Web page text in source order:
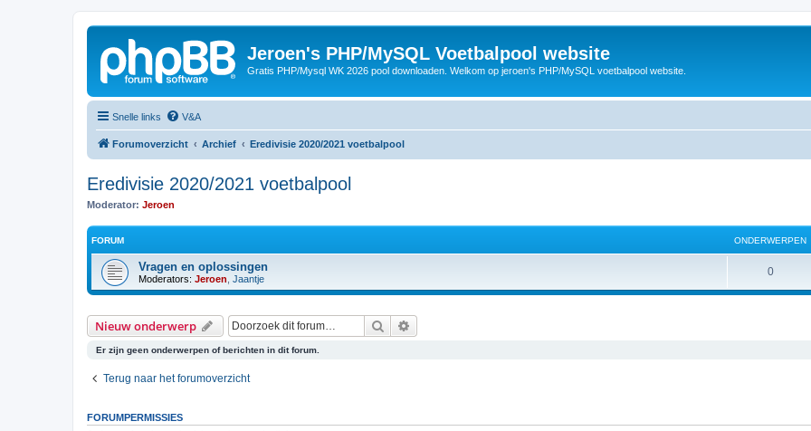
Jeroen's PHP/MySQL Voetbalpool website
Gratis PHP/Mysql WK 2026 pool downloaden. Welkom op jeroen's PHP/MySQL voetbalpool website.
Snelle links V&A
Forumoverzicht Archief Eredivisie 2020/2021 voetbalpool
Eredivisie 2020/2021 voetbalpool
Moderator: Jeroen
FORUM ONDERWERPEN
Vragen en oplossingen
Moderators: Jeroen Jaantje
0O
n
Nieuw onderwerp Zoek
Er zijn geen onderwerpen of berichten in dit forum.
Terug naar het forumoverzicht
FORUMPERMISSIES